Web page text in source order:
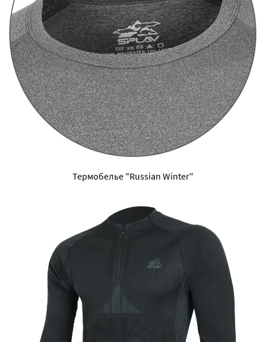
Термобелье "Russian Winter"